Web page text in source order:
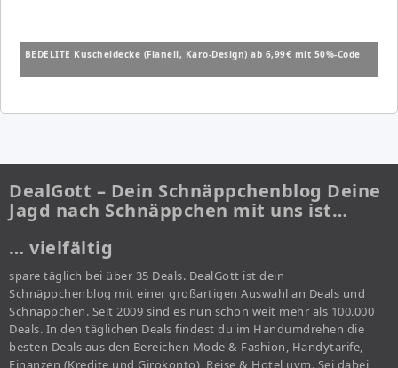
BEDELITE Kuscheldecke (Flanell, Karo-Design) ab 6,99€ mit 50%-Code
DealGott – Dein Schnäppchenblog Deine
Jagd nach Schnäppchen mit uns ist…
… vielfältig
spare täglich bei über 35 Deals. DealGott ist dein
Schnäppchenblog mit einer großartigen Auswahl an Deals und
Schnäppchen. Seit 2009 sind es nun schon weit mehr als 100.000
Deals. In den täglichen Deals findest du im Handumdrehen die
besten Deals aus den Bereichen Mode & Fashion, Handytarife,
Finanzen (Kredite und Girokonto), Reise & Hotel uvm. Sei dabei,